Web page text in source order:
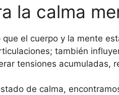
la calma
el cuerpo y la mente
también
tensiones acumuladas,
de calma,